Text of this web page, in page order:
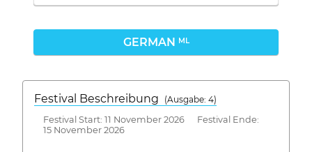
GERMAN ML
Festival Beschreibung
(Ausgabe: 4)
Festival Start: 11 November 2026 Festival Ende:
15 November 2026